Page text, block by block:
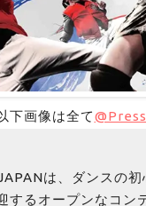
下画像は全て@Press
は、ダンスの
するオープンなコン